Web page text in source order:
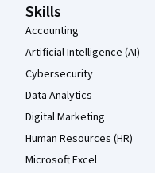
Skills
Accounting
Artificial Intelligence (AI)
Cybersecurity
Data Analytics
Digital Marketing
Human Resources (HR)
Microsoft Excel